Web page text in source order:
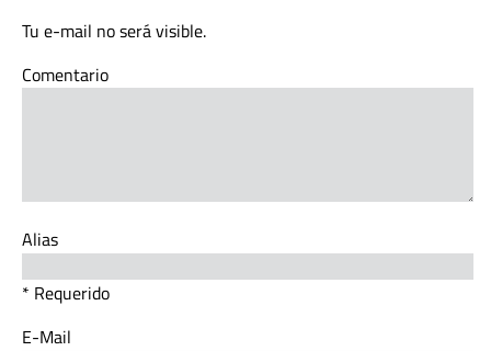
Tu e-mail no será visible.
Comentario
Alias
* Requerido
E-Mail